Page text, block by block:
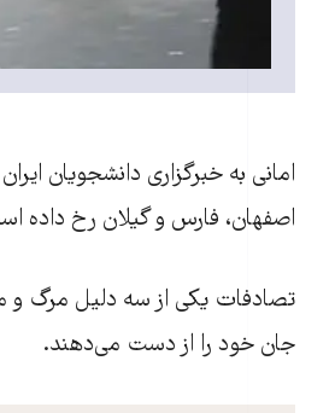
امانی به خبرگزاری دانشجويان
اصفهان، فارس و گيلان رخ داده
جان خود را از دست می‌دهند.